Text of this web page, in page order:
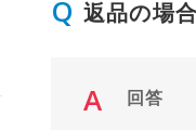
返品の場
回答